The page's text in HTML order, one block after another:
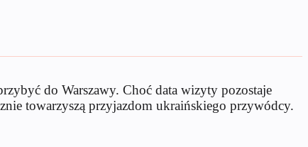
do Warszawy. Choć data wizyty pozostaje
towarzyszą przyjazdom ukraińskiego przywódcy.